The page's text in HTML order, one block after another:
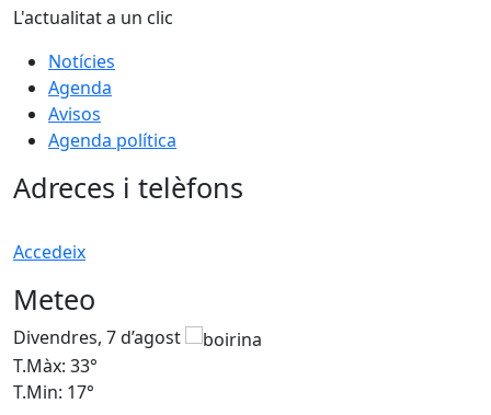
L'actualitat a un clic
Notícies
Agenda
Avisos
Agenda política
Adreces i telèfons
Accedeix
Meteo
Divendres, 7 d’agost
T.Màx: 33°
T.Min: 17°